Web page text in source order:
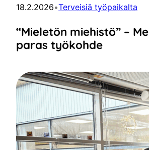
18.2.2026•Terveisiä työpaikalta
“Mieletön miehistö” –
paras työkohde